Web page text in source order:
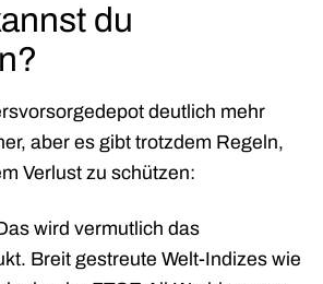
du
deutlich mehr
aber es gibt trotzdem Regeln,
Verlust zu schützen:
wird vermutlich das
Breit gestreute Welt-Indizes wie